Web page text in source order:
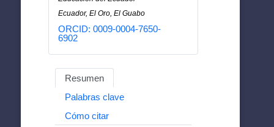
Ecuador, El Oro, El Guabo
ORCID: 0009-0004-7650-
6902
Resumen
Palabras clave
Cómo citar